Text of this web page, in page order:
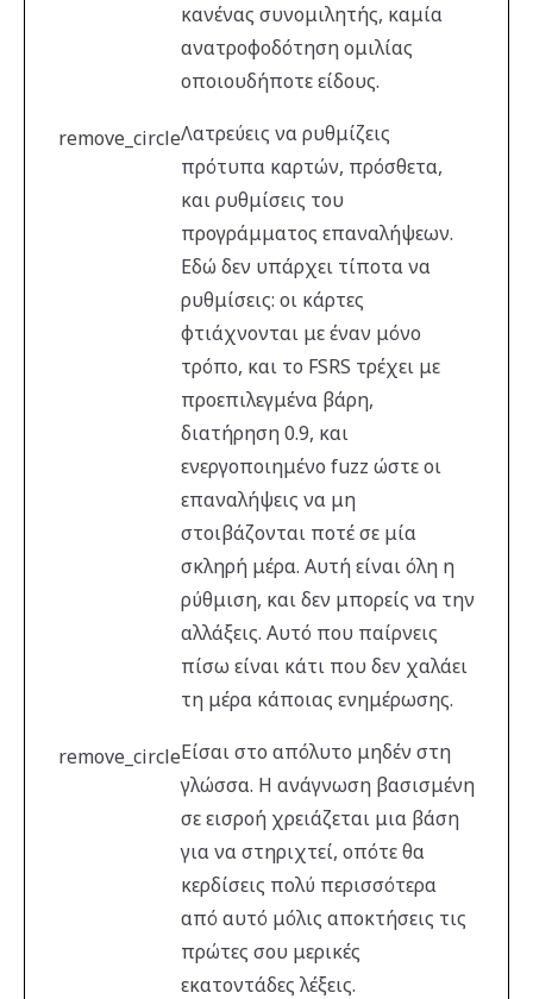
κανένας συνομιλητής, καμία
ανατροφοδότηση ομιλίας
οποιουδήποτε είδους.
remove_circleΛατρεύεις να ρυθμίζεις
πρότυπα καρτών, πρόσθετα,
και ρυθμίσεις του
προγράμματος επαναλήψεων.
Εδώ δεν υπάρχει τίποτα να
ρυθμίσεις: οι κάρτες
φτιάχνονται με έναν μόνο
τρόπο, και το FSRS τρέχει με
προεπιλεγμένα βάρη,
διατήρηση 0.9, και
ενεργοποιημένο fuzz ώστε οι
επαναλήψεις να μη
στοιβάζονται ποτέ σε μία
σκληρή μέρα. Αυτή είναι όλη η
ρύθμιση, και δεν μπορείς να την
αλλάξεις. Αυτό που παίρνεις
πίσω είναι κάτι που δεν χαλάει
τη μέρα κάποιας ενημέρωσης.
remove_circleΕίσαι στο απόλυτο μηδέν στη
γλώσσα. Η ανάγνωση βασισμένη
σε εισροή χρειάζεται μια βάση
για να στηριχτεί, οπότε θα
κερδίσεις πολύ περισσότερα
από αυτό μόλις αποκτήσεις τις
πρώτες σου μερικές
εκατοντάδες λέξεις.